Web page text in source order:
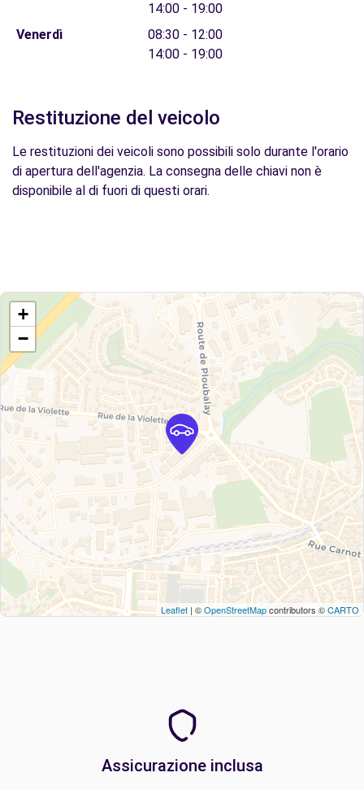
14:00 - 19:00
Venerdì
08:30 - 12:00
14:00 - 19:00
Restituzione del veicolo
Le restituzioni dei veicoli sono possibili solo durante l'orario
di apertura dell'agenzia. La consegna delle chiavi non è
disponibile al di fuori di questi orari.
+
−
Leaflet | ©OpenStreetMapcontributors ©CARTO
Assicurazione inclusa